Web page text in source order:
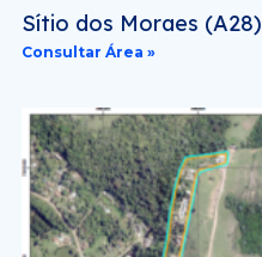
Sítio dos Moraes (A28)
Consultar Área »